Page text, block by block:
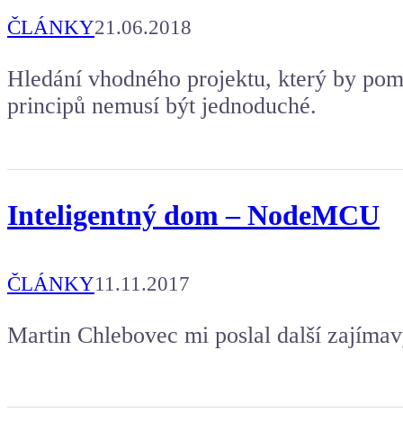
ČLÁNKY21.06.2018
Hledání vhodného projektu, který by
principů nemusí být jednoduché.
Inteligentný dom – NodeMCU
ČLÁNKY11.11.2017
Martin Chlebovec mi poslal další